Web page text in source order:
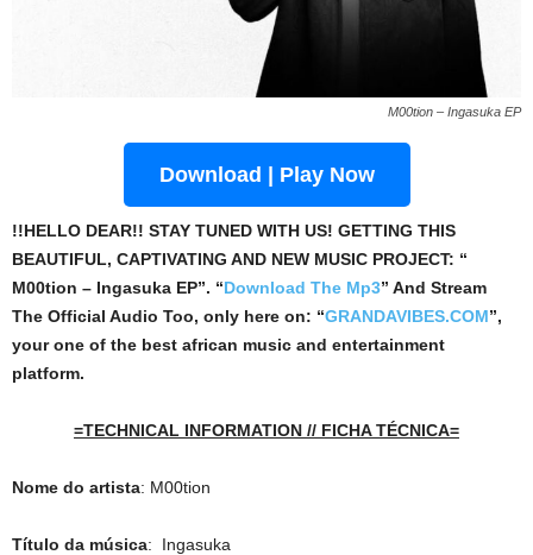
M00tion – Ingasuka EP
Download | Play Now
!!HELLO DEAR!! STAY TUNED WITH US! GETTING THIS
BEAUTIFUL, CAPTIVATING AND NEW MUSIC PROJECT: “
M00tion – Ingasuka EP”. “Download The Mp3” And Stream
The Official Audio Too, only here on: “GRANDAVIBES.COM”,
your one of the best african music and entertainment
platform.
=TECHNICAL INFORMATION // FICHA TÉCNICA=
Nome do artista: M00tion
Título da música: Ingasuka